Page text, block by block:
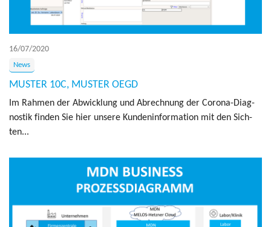
16/07/2020
News
MUSTER 10C, MUSTER OEGD
Im Rah­men der Abwi­ck­lung und Abrech­nung der Corona-Diag­
nos­tik fin­den Sie hier unsere Kun­de­n­in­for­ma­tion mit den Sich­
ten...